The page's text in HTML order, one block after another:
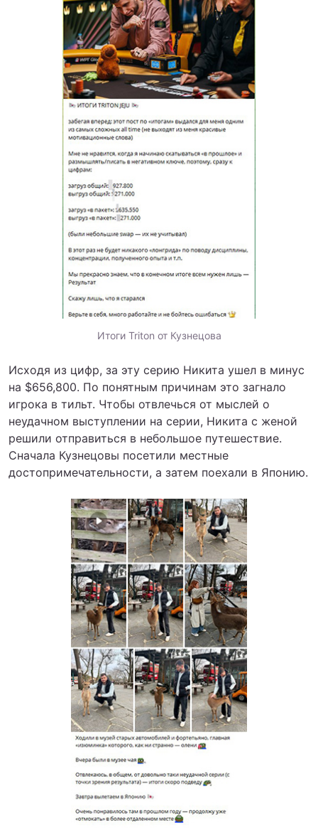
Итоги Triton от Кузнецова
Исходя из цифр, за эту серию Никита ушел в минус
на $656,800. По понятным причинам это загнало
игрока в тильт. Чтобы отвлечься от мыслей о
неудачном выступлении на серии, Никита с женой
решили отправиться в небольшое путешествие.
Сначала Кузнецовы посетили местные
достопримечательности, а затем поехали в Японию.